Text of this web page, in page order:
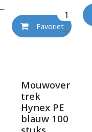
Favoriet
Mouwover
trek
Hynex PE
blauw 100